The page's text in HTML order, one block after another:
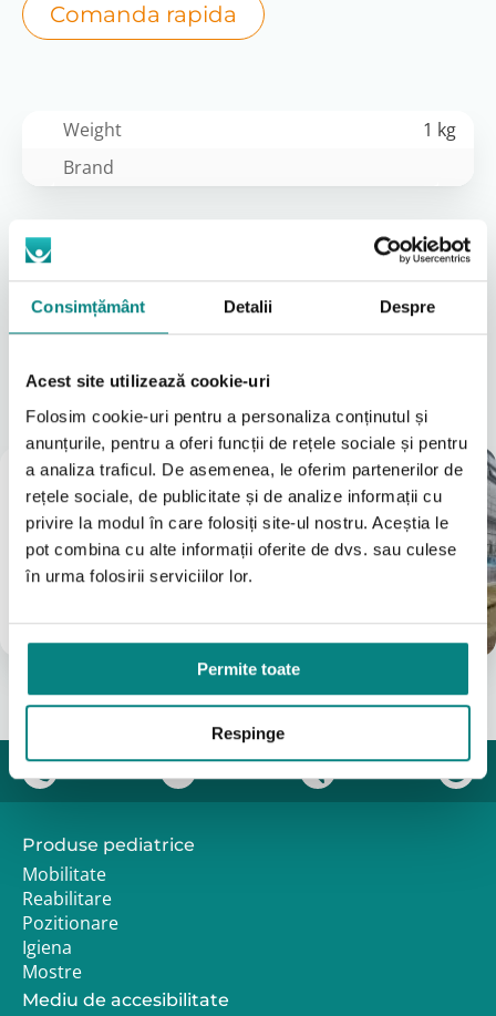
Consimțământ Detalii Despre
Acest site utilizează cookie-uri
Folosim cookie-uri pentru a personaliza conținutul și
anunțurile, pentru a oferi funcții de rețele sociale și pentru
a analiza traficul. De asemenea, le oferim partenerilor de
rețele sociale, de publicitate și de analize informații cu
privire la modul în care folosiți site-ul nostru. Aceștia le
pot combina cu alte informații oferite de dvs. sau culese
în urma folosirii serviciilor lor.
Permite toate
Respinge
Comanda rapida
Descriere detaliată
Weight
1 kg
Brand
Suport pentru picioare (adâncimea scurtă 12 cm,
lungimea lungă 18 cm)
Locațiile noastre
A vedea tot
Magazin
București
(Vezi Google reviews)
Bulevardul Iuliu Maniu 7-11
031 8288200
info@adapt.ro
Produse pediatrice
Mobilitate
Reabilitare
Pozitionare
Igiena
Mostre
Mediu de accesibilitate